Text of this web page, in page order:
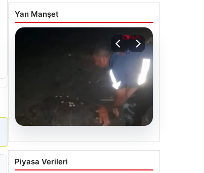
Yan Manşet
Sahilde yönünü şaşıran
caretta carettayı
Piyasa Verileri